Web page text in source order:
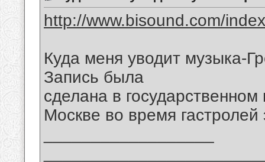
http://www.bisound.com/
Куда меня уводит музыка-
Запись была
сделана в
Москве во время гастролей